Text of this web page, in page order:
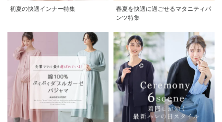
初夏の快適インナー特集
春夏を快適に過ごせるマタニティパ
ンツ特集